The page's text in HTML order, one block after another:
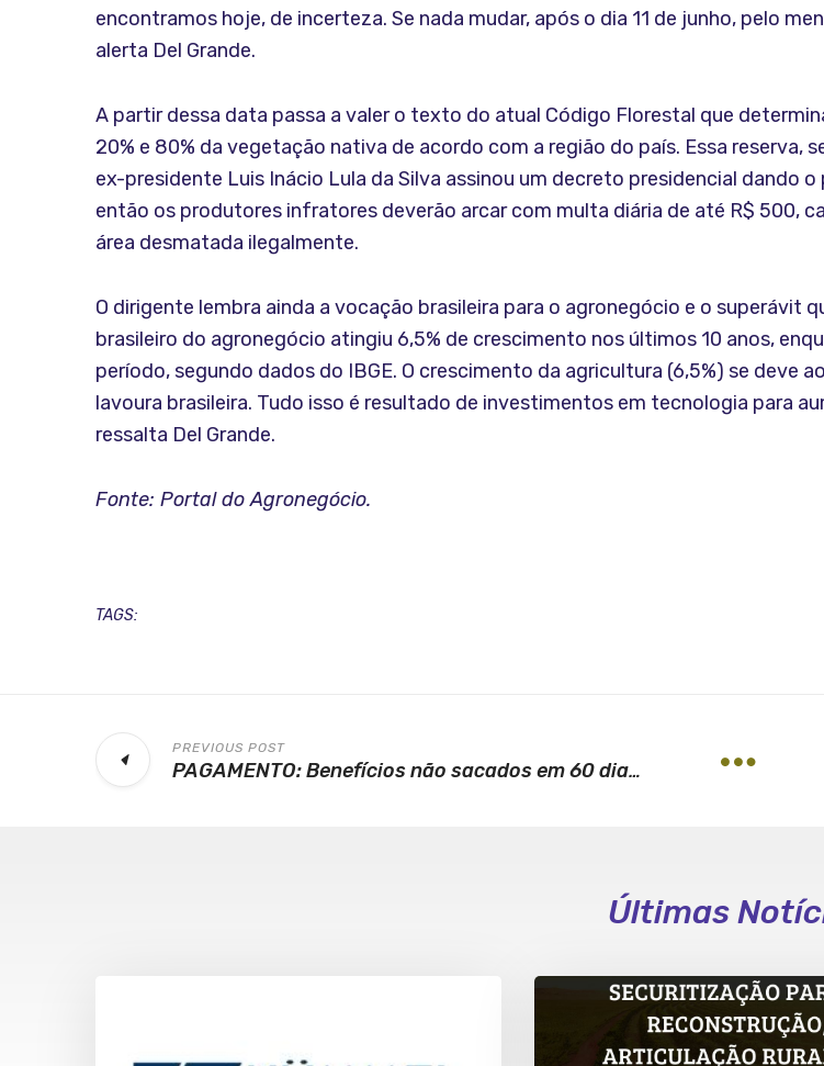
encontramos hoje, de incerteza. Se nada mudar, após o dia 11 de junho, pelo
alerta Del Grande.
A partir dessa data passa a valer o texto do atual Código Florestal que
20% e 80% da vegetação nativa de acordo com a região do país. Essa
ex-presidente Luis Inácio Lula da Silva assinou um decreto presidencial dando
então os produtores infratores deverão arcar com multa diária de até R$ 500,
área desmatada ilegalmente.
O dirigente lembra ainda a vocação brasileira para o agronegócio e o superávit
brasileiro do agronegócio atingiu 6,5% de crescimento nos últimos 10 anos,
período, segundo dados do IBGE. O crescimento da agricultura (6,5%) se deve
lavoura brasileira. Tudo isso é resultado de investimentos em tecnologia para
ressalta Del Grande.
Fonte: Portal do Agronegócio.
TAGS:
PREVIOUS POST
PAGAMENTO: Benefícios não sacados em 60 dias são bloqueados
Últimas